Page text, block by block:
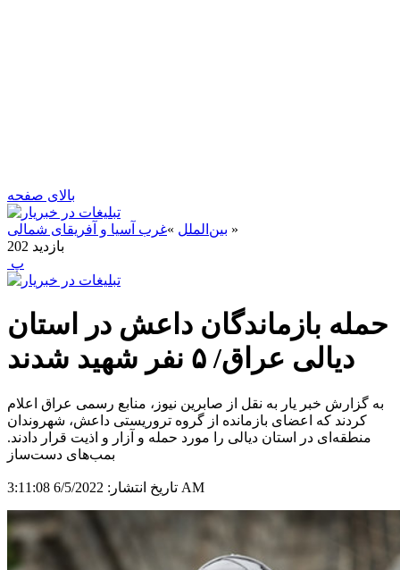
بالای صفحه
بین‌الملل »غرب آسیا و آفریقای شمالی
»
202 بازدید
‍ پ
حمله بازماندگان داعش در استان
دیالی عراق/ ۵ نفر شهید شدند
به گزارش خبر یار به نقل از صابرین نیوز، منابع رسمی عراق اعلام
کردند که اعضای بازمانده از گروه تروریستی داعش، شهروندان
منطقه‌ای در استان دیالی را مورد حمله و آزار و اذیت قرار دادند.
بمب‌های دست‌ساز
تاریخ انتشار: 6/5/2022 3:11:08 AM